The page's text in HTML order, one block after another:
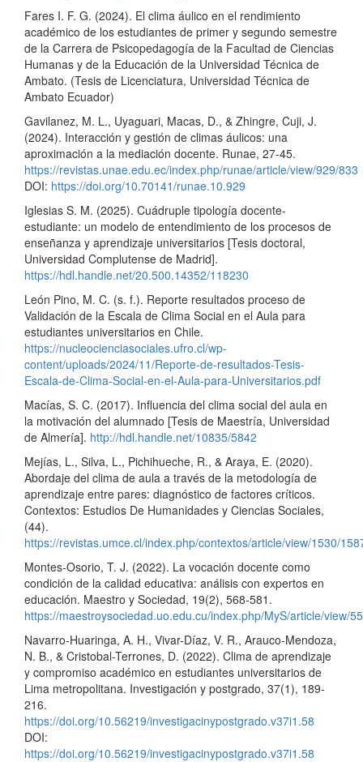
Fares I. F. G. (2024). El clima áulico en el rendimiento
académico de los estudiantes de primer y segundo semestre
de la Carrera de Psicopedagogía de la Facultad de Ciencias
Humanas y de la Educación de la Universidad Técnica de
Ambato. (Tesis de Licenciatura, Universidad Técnica de
Ambato Ecuador)
Gavilanez, M. L., Uyaguari, Macas, D., & Zhingre, Cuji, J.
(2024). Interacción y gestión de climas áulicos: una
aproximación a la mediación docente. Runae, 27-45.
https://revistas.unae.edu.ec/index.php/runae/article/view/929/833
DOI: https://doi.org/10.70141/runae.10.929
Iglesias S. M. (2025). Cuádruple tipología docente-
estudiante: un modelo de entendimiento de los procesos de
enseñanza y aprendizaje universitarios [Tesis doctoral,
Universidad Complutense de Madrid].
https://hdl.handle.net/20.500.14352/118230
León Pino, M. C. (s. f.). Reporte resultados proceso de
Validación de la Escala de Clima Social en el Aula para
estudiantes universitarios en Chile.
https://nucleocienciasociales.ufro.cl/wp-
content/uploads/2024/11/Reporte-de-resultados-Tesis-
Escala-de-Clima-Social-en-el-Aula-para-Universitarios.pdf
Macías, S. C. (2017). Influencia del clima social del aula en
la motivación del alumnado [Tesis de Maestría, Universidad
de Almería]. http://hdl.handle.net/10835/5842
Mejías, L., Silva, L., Pichihueche, R., & Araya, E. (2020).
Abordaje del clima de aula a través de la metodología de
aprendizaje entre pares: diagnóstico de factores críticos.
Contextos: Estudios De Humanidades y Ciencias Sociales,
(44).
https://revistas.umce.cl/index.php/contextos/article/view/1530/
Montes-Osorio, T. J. (2022). La vocación docente como
condición de la calidad educativa: análisis con expertos en
educación. Maestro y Sociedad, 19(2), 568-581.
https://maestroysociedad.uo.edu.cu/index.php/MyS/article/view/
Navarro-Huaringa, A. H., Vivar-Díaz, V. R., Arauco-Mendoza,
N. B., & Cristobal-Terrones, D. (2022). Clima de aprendizaje
y compromiso académico en estudiantes universitarios de
Lima metropolitana. Investigación y postgrado, 37(1), 189-
216.
https://doi.org/10.56219/investigacinypostgrado.v37i1.58
DOI:
https://doi.org/10.56219/investigacinypostgrado.v37i1.58